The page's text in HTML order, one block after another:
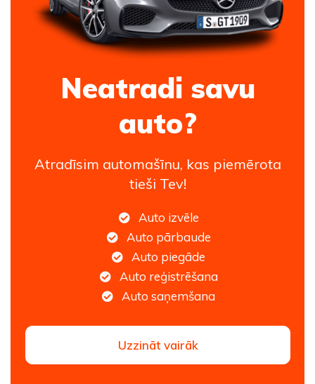
Neatradi savu
auto?
Atradīsim automašīnu, kas piemērota
tieši Tev!
Auto izvēle
Auto pārbaude
Auto piegāde
Auto reģistrēšana
Auto saņemšana
Uzzināt vairāk